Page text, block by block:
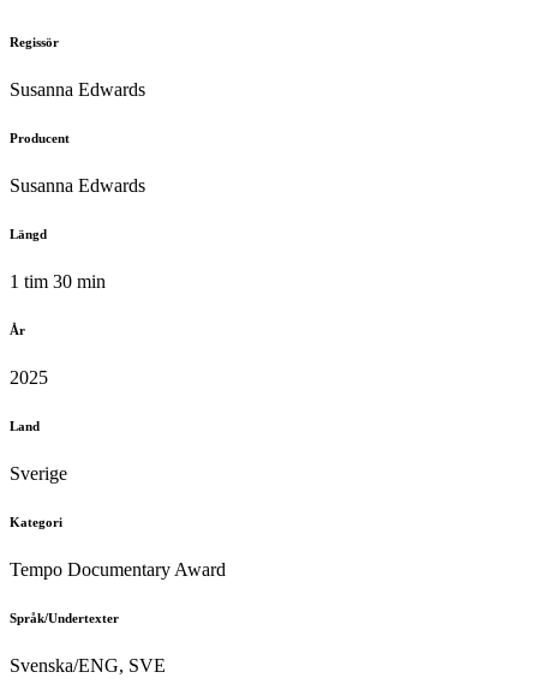
Regissör
Susanna Edwards
Producent
Susanna Edwards
Längd
1 tim 30 min
År
2025
Land
Sverige
Kategori
Tempo Documentary Award
Språk/Undertexter
Svenska/ENG, SVE